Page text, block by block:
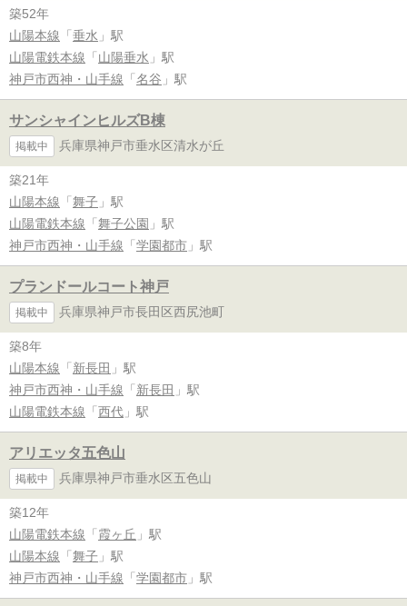
築52年
山陽本線 「 垂水 」駅
山陽電鉄本線 「 山陽垂水 」駅
神戸市西神・山手線 「 名谷 」駅
サンシャインヒルズB棟
掲載中 兵庫県神戸市垂水区清水が丘
築21年
山陽本線 「 舞子 」駅
山陽電鉄本線 「 舞子公園 」駅
神戸市西神・山手線 「 学園都市 」駅
プランドールコート神戸
掲載中 兵庫県神戸市長田区西尻池町
築8年
山陽本線 「 新長田 」駅
神戸市西神・山手線 「 新長田 」駅
山陽電鉄本線 「 西代 」駅
アリエッタ五色山
掲載中 兵庫県神戸市垂水区五色山
築12年
山陽電鉄本線 「 霞ヶ丘 」駅
山陽本線 「 舞子 」駅
神戸市西神・山手線 「 学園都市 」駅